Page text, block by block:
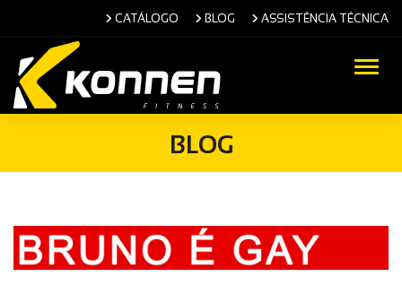
CATÁLOGO BLOG ASSISTÊNCIA TÉCNICA
BLOG